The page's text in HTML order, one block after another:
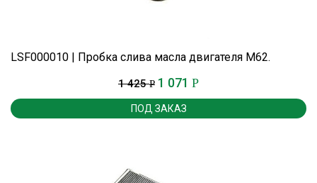
LSF000010 | Пробка слива масла двигателя М62.
1 425Р 1 071 Р
ПОД ЗАКАЗ